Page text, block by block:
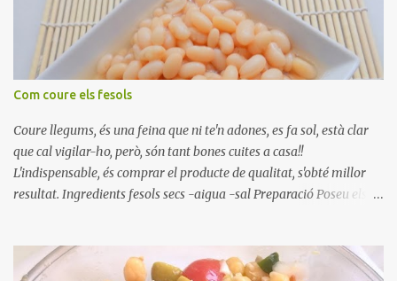
Com coure els fesols
Coure llegums, és una feina que ni te'n adones, es fa sol, està clar
que cal vigilar-ho, però, són tant bones cuites a casa!!
L'indispensable, és comprar el producte de qualitat, s'obté millor
resultat. Ingredients fesols secs -aigua -sal Preparació Poseu els
quan arrenca el bull, canvieu l'aigua bullint, per aigua freda,